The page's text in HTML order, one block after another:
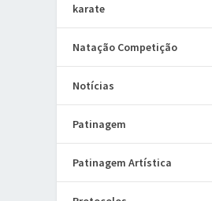
karate
Natação Competição
Notícias
Patinagem
Patinagem Artística